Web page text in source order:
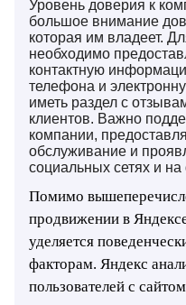
Уровень доверия к
большое внимание
которая им владеет.
необходимо
контактную
телефона и
иметь раздел с
клиентов. Важно
компании,
обслуживание и
социальных сетях и
Помимо
продвижении в
уделяется
факторам. Яндекс
пользователей с